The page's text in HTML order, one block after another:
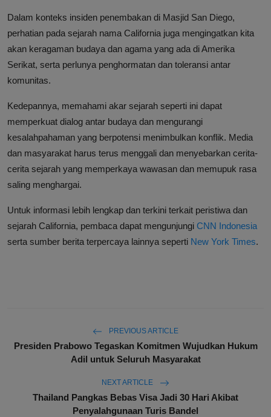
Dalam konteks insiden penembakan di Masjid San Diego,
perhatian pada sejarah nama California juga mengingatkan kita
akan keragaman budaya dan agama yang ada di Amerika
Serikat, serta perlunya penghormatan dan toleransi antar
komunitas.
Kedepannya, memahami akar sejarah seperti ini dapat
memperkuat dialog antar budaya dan mengurangi
kesalahpahaman yang berpotensi menimbulkan konflik. Media
dan masyarakat harus terus menggali dan menyebarkan cerita-
cerita sejarah yang memperkaya wawasan dan memupuk rasa
saling menghargai.
Untuk informasi lebih lengkap dan terkini terkait peristiwa dan
sejarah California, pembaca dapat mengunjungi CNN Indonesia
serta sumber berita terpercaya lainnya seperti New York Times.
PREVIOUS ARTICLE
Presiden Prabowo Tegaskan Komitmen Wujudkan Hukum
Adil untuk Seluruh Masyarakat
NEXT ARTICLE
Thailand Pangkas Bebas Visa Jadi 30 Hari Akibat
Penyalahgunaan Turis Bandel